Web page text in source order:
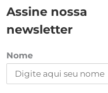
Assine nossa
newsletter
Nome